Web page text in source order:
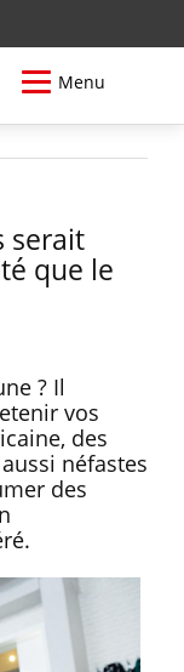
Menu
serait
que le
? Il
vos
des
néfastes
des